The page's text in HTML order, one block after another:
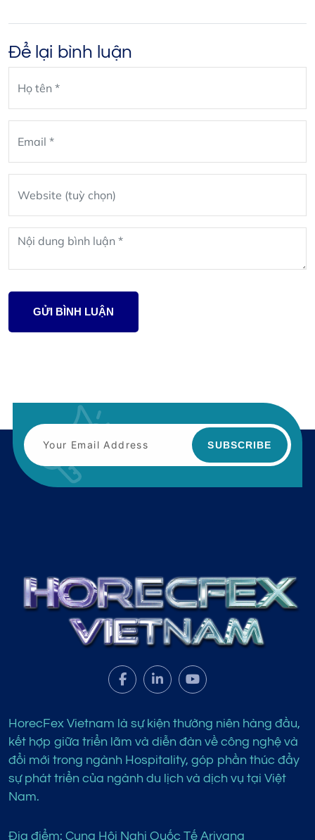
Để lại bình luận
blank
GỬI BÌNH LUẬN
SUBSCRIBE
HorecFex Vietnam là sự kiện thường niên hàng đầu,
kết hợp giữa triển lãm và diễn đàn về công nghệ và
đổi mới trong ngành Hospitality, góp phần thúc đẩy
sự phát triển của ngành du lịch và dịch vụ tại Việt
Nam.
Địa điểm: Cung Hội Nghị Quốc Tế Ariyana